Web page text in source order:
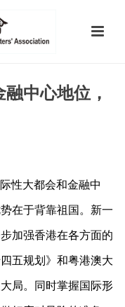
中心地位，
性大都会和金融中
在于背靠祖国。新一
加强香港在各方面的
五规划》和粤港澳大
局。同时掌握国际形